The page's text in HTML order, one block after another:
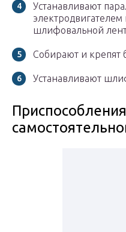
Устанавливают
шлифовальной
Собирают и крепят
Устанавливают